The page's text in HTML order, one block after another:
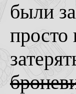
были